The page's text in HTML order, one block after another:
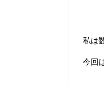
私は
今回